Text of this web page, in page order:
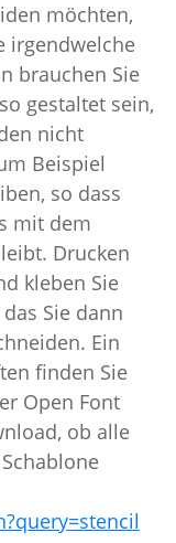
möchten,
irgendwelche
brauchen Sie
gestaltet sein,
nicht
Beispiel
so dass
mit dem
Drucken
kleben Sie
Sie dann
Ein
finden Sie
Open Font
ob alle